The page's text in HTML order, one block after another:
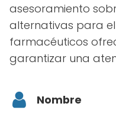
asesoramiento
alternativas para
farmacéuticos
garantizar una
Nombre